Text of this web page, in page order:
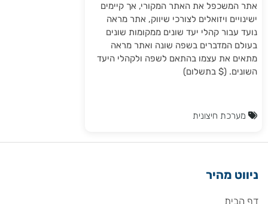
אתר המשכפל את האתר המקורי, אך קיימים
ישינויים ויזואלים לצורכי שיווק, אתר מראה
נועד עבור קהלי יעד שונים ממקומות שונים
בעולם המדברים בשפה שונה ואתר מראה
מתאים את עצמו בהתאם לשפה ולקהלי היעד
השונים. ($ בתשלום)
מערכת חיצונית
ניווט מהיר
דף הבית